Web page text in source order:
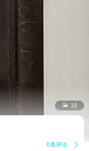
 16
0条评论 